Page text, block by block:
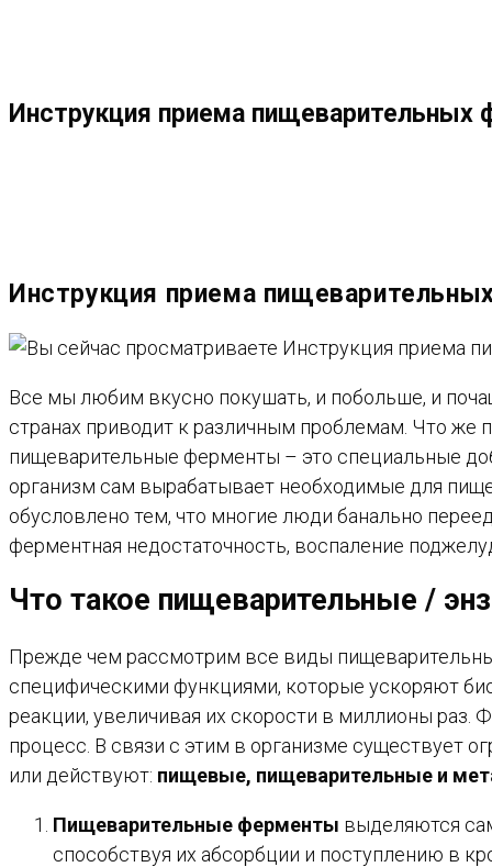
Инструкция приема пищеварительных
Инструкция приема
Все мы любим вкусно покушать, и побольше, и
странах приводит к различным проблемам. Что
пищеварительные ферменты – это специальные
организм сам вырабатывает необходимые для
обусловлено тем, что многие люди банально
ферментная недостаточность, воспаление
Что такое пищеварительные /
Прежде чем рассмотрим все виды
специфическими функциями, которые ускоряют
реакции, увеличивая их скорости в миллионы раз.
процесс. В связи с этим в организме существует
или действуют: пищевые, пищеварительные и
Пищеварительные ферменты выделяются
способствуя их абсорбции и поступлению в